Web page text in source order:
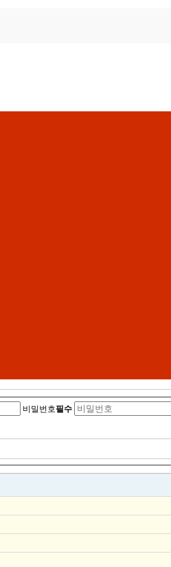
비밀번호필수